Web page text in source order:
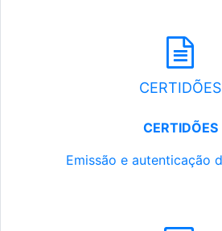
CERTIDÕES
CERTIDÕES
Emissão e autenticação